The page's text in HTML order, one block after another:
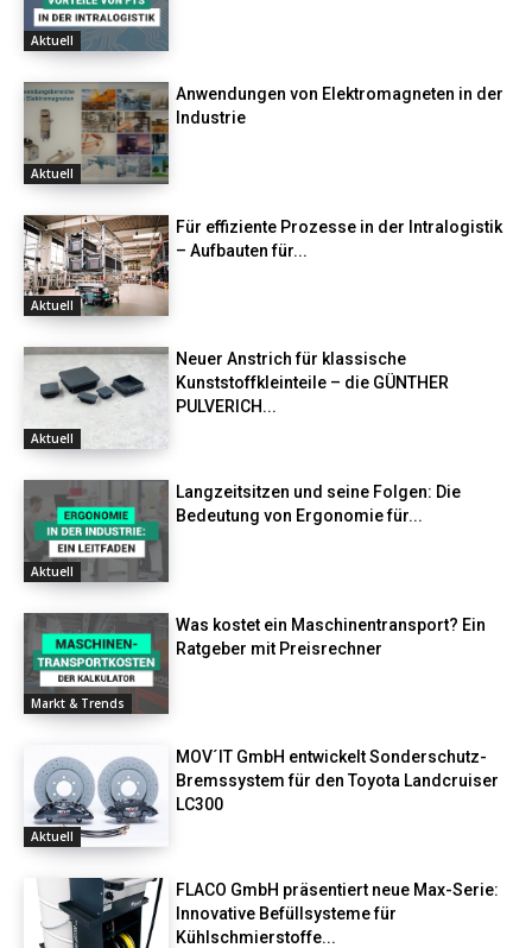
Aktuell
Aktuell
Anwendungen von Elektromagneten in der
Industrie
Aktuell
Für effiziente Prozesse in der Intralogistik
– Aufbauten für...
Aktuell
Neuer Anstrich für klassische
Kunststoffkleinteile – die GÜNTHER
PULVERICH...
Aktuell
Langzeitsitzen und seine Folgen: Die
Bedeutung von Ergonomie für...
Markt & Trends
Was kostet ein Maschinentransport? Ein
Ratgeber mit Preisrechner
Aktuell
MOV´IT GmbH entwickelt Sonderschutz-
Bremssystem für den Toyota Landcruiser
LC300
FLACO GmbH präsentiert neue Max-Serie:
Innovative Befüllsysteme für
Kühlschmierstoffe...